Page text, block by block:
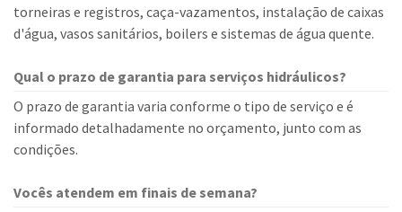
torneiras e registros, caça-vazamentos, instalação de caixas
d'água, vasos sanitários, boilers e sistemas de água quente.
Qual o prazo de garantia para serviços hidráulicos?
O prazo de garantia varia conforme o tipo de serviço e é
informado detalhadamente no orçamento, junto com as
condições.
Vocês atendem em finais de semana?